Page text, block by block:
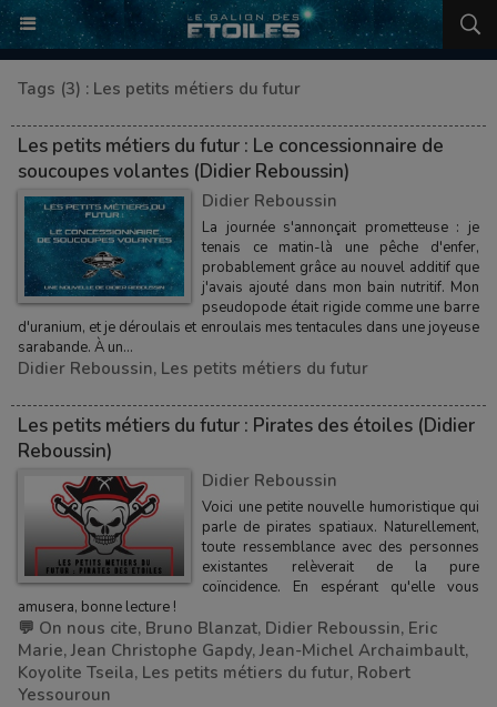
Tags (3) : Les petits métiers du futur
Les petits métiers du futur : Le concessionnaire de
soucoupes volantes (Didier Reboussin)
Didier Reboussin
La journée s'annonçait prometteuse : je
tenais ce matin-là une pêche d'enfer,
probablement grâce au nouvel additif que
j'avais ajouté dans mon bain nutritif. Mon
pseudopode était rigide comme une barre
d'uranium, et je déroulais et enroulais mes tentacules dans une joyeuse
sarabande. À un...
Didier Reboussin, Les petits métiers du futur
Les petits métiers du futur : Pirates des étoiles (Didier
Reboussin)
Didier Reboussin
​Voici une petite nouvelle humoristique qui
parle de pirates spatiaux. Naturellement,
toute ressemblance avec des personnes
existantes relèverait de la pure
coïncidence. En espérant qu'elle vous
amusera, bonne lecture !
💬 On nous cite, Bruno Blanzat, Didier Reboussin, Eric
Marie,Jean Christophe Gapdy,Jean-Michel Archaimbault,
Koyolite Tseila, Les petits métiers du futur, Robert
Yessouroun